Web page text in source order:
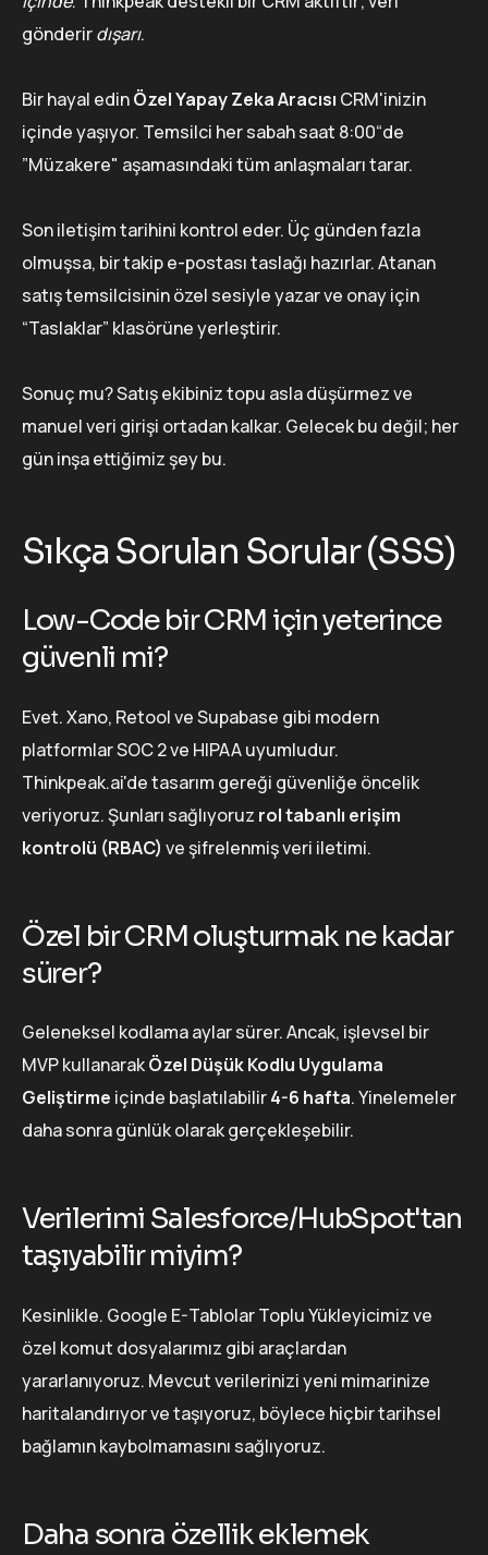
gönderirdışarı.
Bir hayal edinÖzel Yapay Zeka Aracısı CRM'inizin
içinde yaşıyor. Temsilci her sabah saat 8:00“de
”Müzakere" aşamasındaki tüm anlaşmaları tarar.
Son iletişim tarihini kontrol eder. Üç günden fazla
olmuşsa, bir takip e-postası taslağı hazırlar. Atanan
satış temsilcisinin özel sesiyle yazar ve onay için
“Taslaklar” klasörüne yerleştirir.
Sonuç mu? Satış ekibiniz topu asla düşürmez ve
manuel veri girişi ortadan kalkar. Gelecek bu değil; her
gün inşa ettiğimiz şey bu.
Sıkça Sorulan Sorular (SSS)
Low-Code bir CRM için yeterince
güvenli mi?
Evet. Xano, Retool ve Supabase gibi modern
platformlar SOC 2 ve HIPAA uyumludur.
Thinkpeak.ai'de tasarım gereği güvenliğe öncelik
veriyoruz. Şunları sağlıyoruz rol tabanlı erişim
kontrolü (RBAC) ve şifrelenmiş veri iletimi.
Özel bir CRM oluşturmak ne kadar
sürer?
Geleneksel kodlama aylar sürer. Ancak, işlevsel bir
MVP kullanarakÖzel Düşük Kodlu Uygulama
Geliştirme içinde başlatılabilir4-6 hafta. Yinelemeler
daha sonra günlük olarak gerçekleşebilir.
Verilerimi Salesforce/HubSpot'tan
taşıyabilir miyim?
Kesinlikle. Google E-Tablolar Toplu Yükleyicimiz ve
özel komut dosyalarımız gibi araçlardan
yararlanıyoruz. Mevcut verilerinizi yeni mimarinize
haritalandırıyor ve taşıyoruz, böylece hiçbir tarihsel
bağlamın kaybolmamasını sağlıyoruz.
Daha sonra özellik eklemek